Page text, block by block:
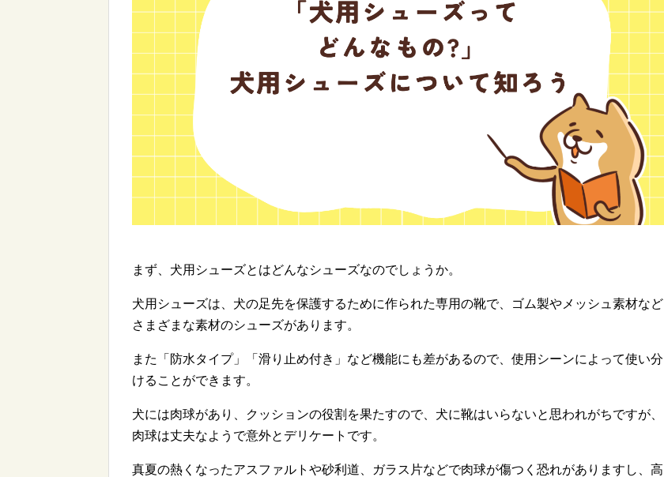
まず、犬用シューズとはどんなシューズなのでしょうか。
犬用シューズは、犬の足先を保護するために作られた専用の靴で、ゴム製やメッシュ素材など
さまざまな素材のシューズがあります。
また「防水タイプ」「滑り止め付き」など機能にも差があるので、使用シーンによって使い分
けることができます。
犬には肉球があり、クッションの役割を果たすので、犬に靴はいらないと思われがちですが、
肉球は丈夫なようで意外とデリケートです。
真夏の熱くなったアスファルトや砂利道、ガラス片などで肉球が傷つく恐れがありますし、高